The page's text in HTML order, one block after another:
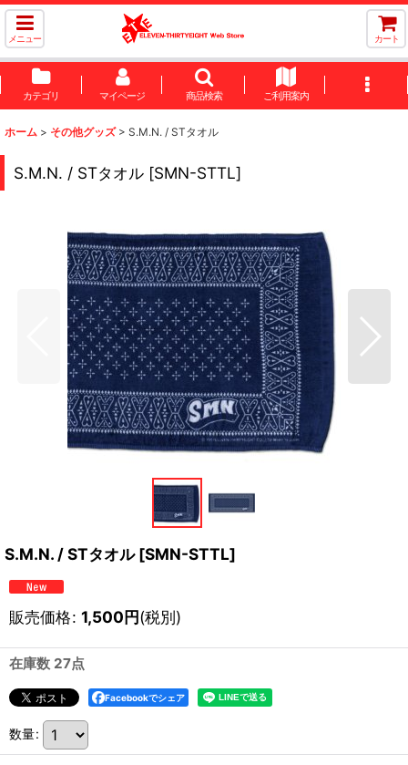
メニュー カート
カテゴリ マイページ 商品検索 ご利用案内
ホーム > その他グッズ > S.M.N. / STタオル
S.M.N. / STタオル [SMN-STTL]
S.M.N. / STタオル [SMN-STTL]
販売価格: 1,500円(税別)
在庫数 27点
Facebookでシェア
数量: